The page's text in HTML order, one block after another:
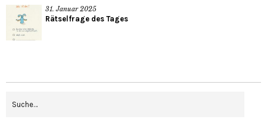
31. Januar 2025
Rätselfrage des Tages